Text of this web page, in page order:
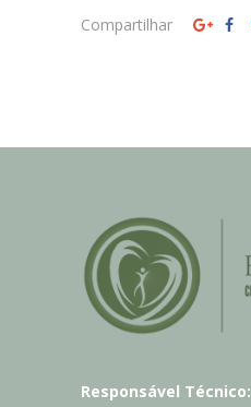
Compartilhar
Responsável Técnico: